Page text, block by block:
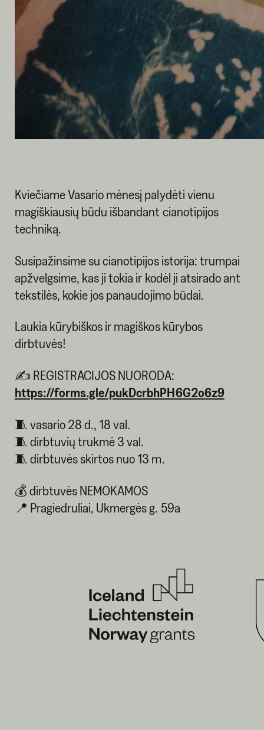
Kviečiame Vasario mėnesį palydėti vienu
magiškiausių būdu išbandant cianotipijos
techniką.
Susipažinsime su cianotipijos istorija: trumpai
apžvelgsime, kas ji tokia ir kodėl ji atsirado ant
tekstilės, kokie jos panaudojimo būdai.
Laukia kūrybiškos ir magiškos kūrybos
dirbtuvės!
✍️ REGISTRACIJOS NUORODA:
https://forms.gle/pukDcrbhPH6G2o6z9
🧵 vasario 28 d., 18 val.
🧵 dirbtuvių trukmė 3 val.
🧵 dirbtuvės skirtos nuo 13 m.
💰 dirbtuvės NEMOKAMOS
📍 Pragiedruliai, Ukmergės g. 59a